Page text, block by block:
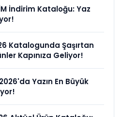
İndirim Kataloğu: Yaz
Katalogunda Şaşırtan
Kapınıza Geliyor!
Yazın En Büyük